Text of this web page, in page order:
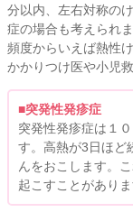
分以内、左右対称の
症の場合も考えられ
頻度からいえば熱性
かかりつけ医や小児
■突発性発疹症
突発性発疹症は１
す。高熱が3日ほど
んをおこします。
起こすことがありま